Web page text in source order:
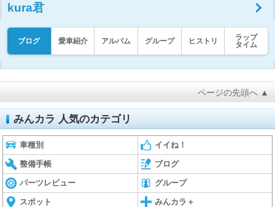
kura君
ブログ 愛車紹介 アルバム グループ ヒストリ
ラップ
タイム
ページの先頭へ ▲
みんカラ 人気のカテゴリ
車種別 イイね！
整備手帳 ブログ
パーツレビュー グループ
スポット みんカラ＋